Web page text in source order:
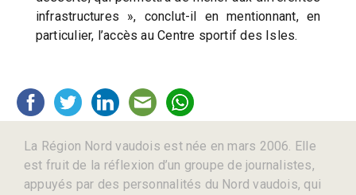
infrastructures », conclut-il en mentionnant, en
particulier, l’accès au Centre sportif des Isles.
La Région Nord vaudois est née en mars 2006. Elle
est fruit de la réflexion d’un groupe de journalistes,
appuyés par des personnalités du Nord vaudois, qui